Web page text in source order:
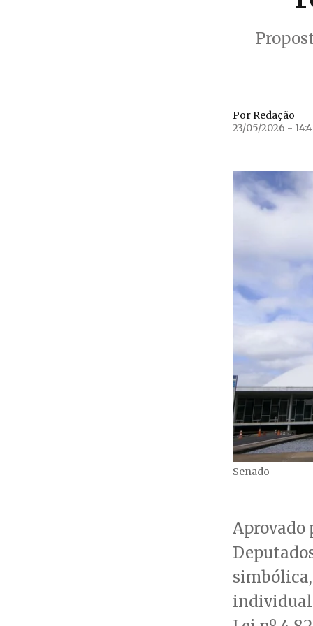
Por Redação
23/05/2026 -
Senado
Aprovado
individual